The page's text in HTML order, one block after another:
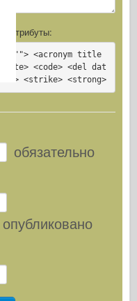
и атрибуты:
<acronym title
<code> <del dat
<strike> <strong>
обязательно